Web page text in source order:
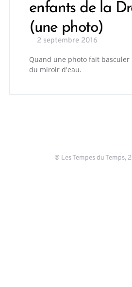
enfants de la
(une photo)
2 septembre 2016
Quand une photo fait basculer
du miroir d'eau.
@ Les Tempes du Temps,